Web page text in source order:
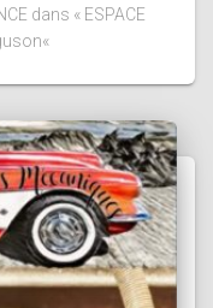
dans « ESPACE